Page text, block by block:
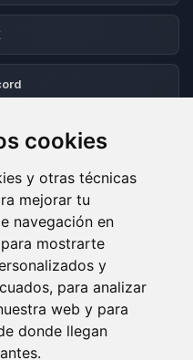
cookies
y otras técnicas
mejorar tu
navegación en
mostrarte
y
para analizar
web y para
donde llegan
ACEPTADOS